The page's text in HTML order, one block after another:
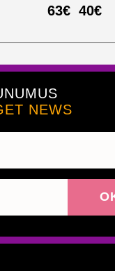
63€ 40€
NEWS